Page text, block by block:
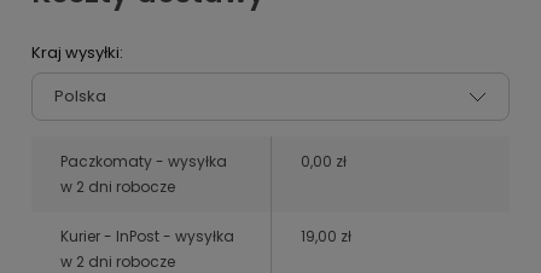
Kraj wysyłki:
Paczkomaty - wysyłka
w 2 dni robocze
0,00 zł
Kurier - InPost - wysyłka
w 2 dni robocze
19,00 zł